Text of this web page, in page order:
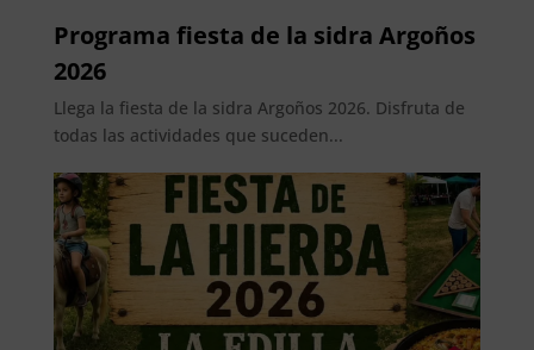
Programa fiesta de la sidra Argoños
2026
Llega la fiesta de la sidra Argoños 2026. Disfruta de
todas las actividades que suceden...